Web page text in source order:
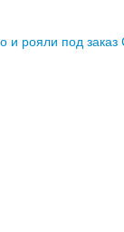
и рояли под заказ